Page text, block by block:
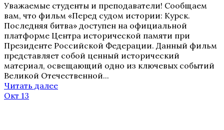
Уважаемые студенты и преподаватели! Сообщаем
вам, что фильм «Перед судом истории: Курск.
Последняя битва» доступен на официальной
платформе Центра исторической памяти при
Президенте Российской Федерации. Данный фильм
представляет собой ценный исторический
материал, освещающий одно из ключевых событий
Великой Отечественной...
Читать далее
Окт 13